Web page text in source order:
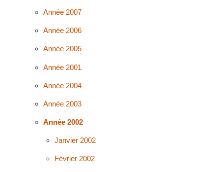
Année 2007
Année 2006
Année 2005
Année 2001
Année 2004
Année 2003
Année 2002
Janvier 2002
Février 2002